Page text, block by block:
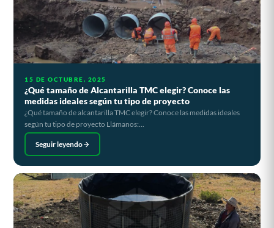
15 DE OCTUBRE, 2025
¿Qué tamaño de Alcantarilla TMC elegir? Conoce las
medidas ideales según tu tipo de proyecto
¿Qué tamaño de alcantarilla TMC elegir? Conoce las medidas ideales
según tu tipo de proyecto Llámanos:...
Seguir leyendo